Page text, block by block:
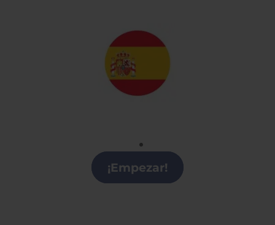
Clases de Español en Logroño
¡Empezar!